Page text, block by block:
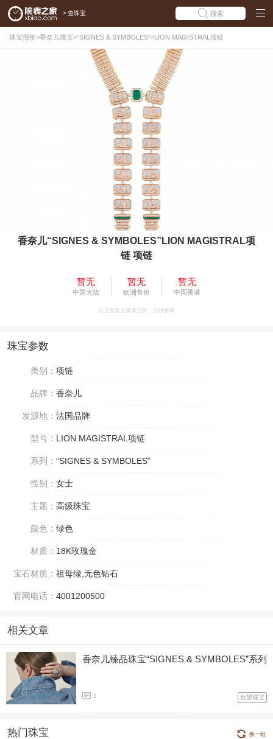
> 查珠宝 搜索
珠宝报价>香奈儿珠宝>“SIGNES & SYMBOLES”>LION MAGISTRAL项链
香奈儿“SIGNES & SYMBOLES”LION MAGISTRAL项
链 项链
暂无
中国大陆
暂无
欧洲售价
暂无
中国香港
以上为官方媒体公价，仅供参考
珠宝参数
类别： 项链
品牌： 香奈儿
发源地： 法国品牌
型号： LION MAGISTRAL项链
系列： “SIGNES & SYMBOLES”
性别： 女士
主题： 高级珠宝
颜色： 绿色
材质： 18K玫瑰金
宝石材质： 祖母绿,无色钻石
官网电话： 4001200500
相关文章
香奈儿臻品珠宝“SIGNES & SYMBOLES”系列
1 欲望珠宝
热门珠宝 换一组